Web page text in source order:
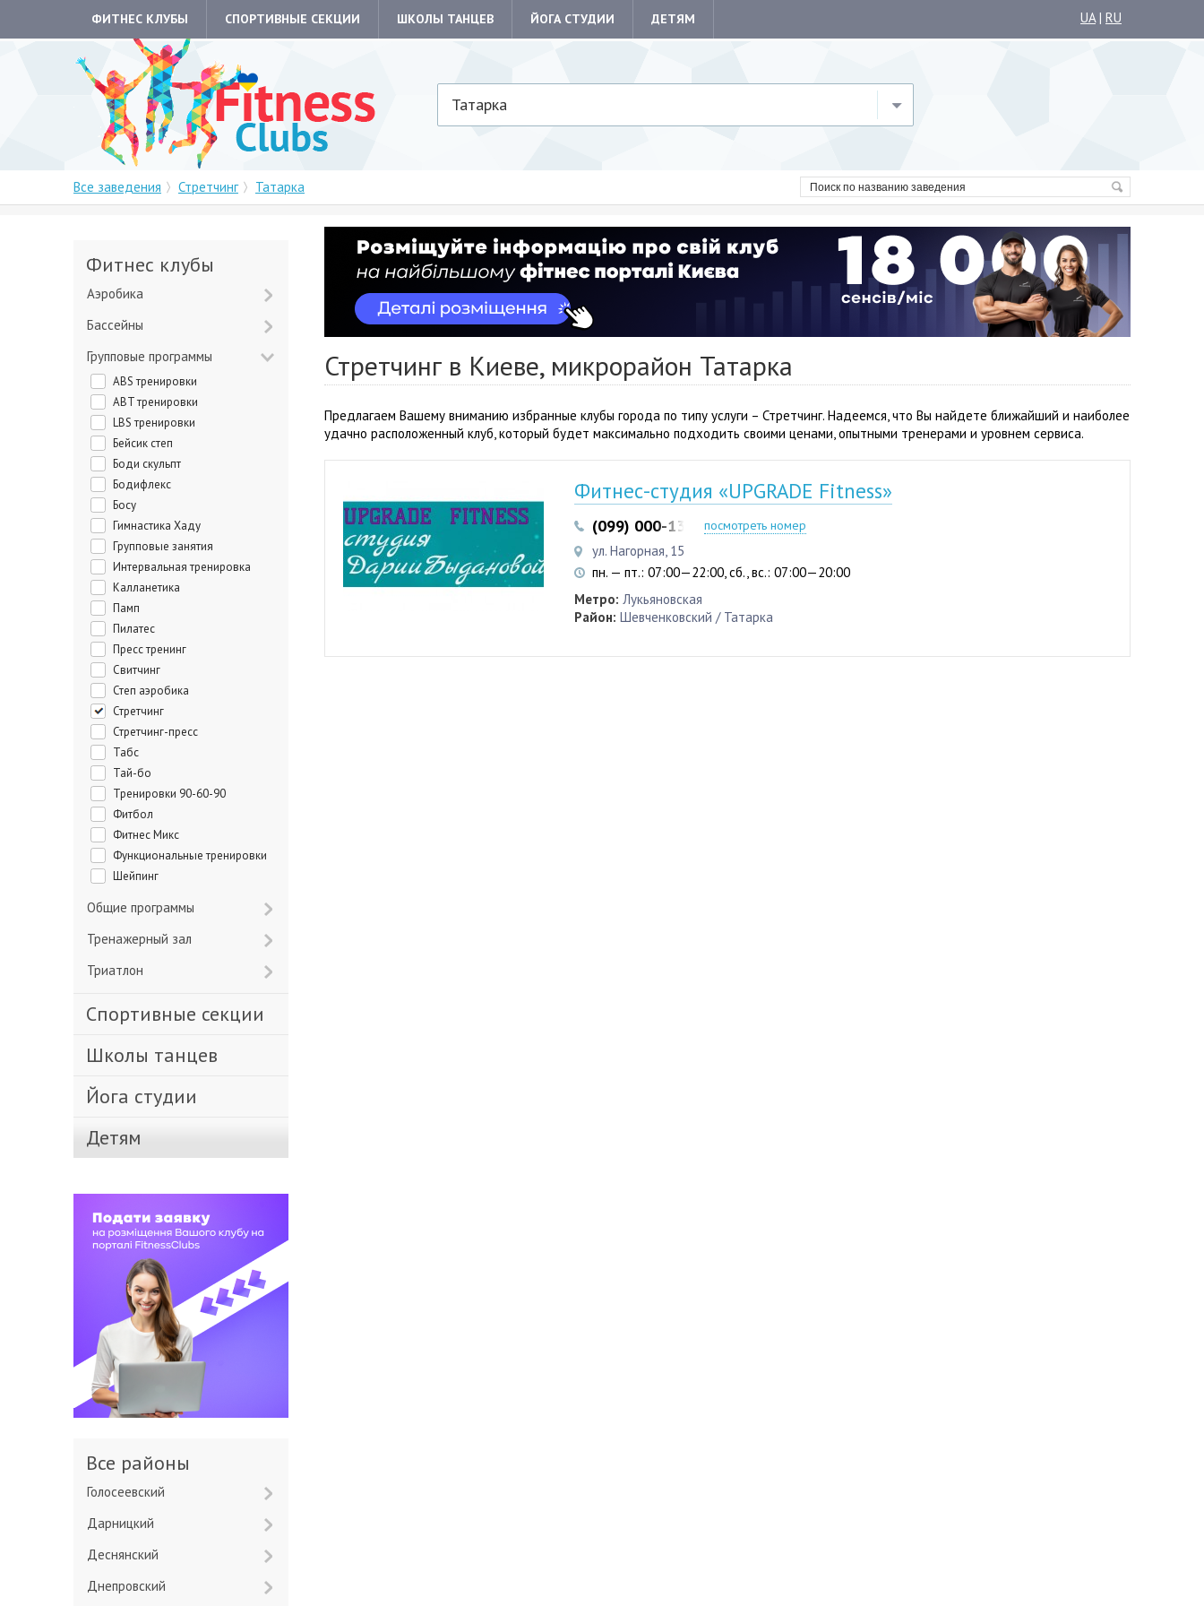
ФИТНЕС КЛУБЫ СПОРТИВНЫЕ СЕКЦИИ ШКОЛЫ ТАНЦЕВ ЙОГА СТУДИИ ДЕТЯМ UA| RU
Татарка
Все заведения Стретчинг Татарка
Стретчинг в Киеве, микрорайон Татарка
Предлагаем Вашему вниманию избранные клубы города по типу услуги – Стретчинг. Надеемся, что Вы найдете ближайший и наиболее
удачно расположенный клуб, который будет максимально подходить своими ценами, опытными тренерами и уровнем сервиса.
Фитнес-студия «UPGRADE Fitness»
(099) 000-13-33 (093) 617-20-01
посмотреть номер
ул. Нагорная, 15
пн. — пт.: 07:00—22:00, сб., вс.: 07:00—20:00
Метро: Лукьяновская
Район: Шевченковский / Татарка
Фитнес клубы
Аэробика
Бассейны
Групповые программы
ABS тренировки
ABT тренировки
LBS тренировки
Бейсик степ
Боди скульпт
Бодифлекс
Босу
Гимнастика Хаду
Групповые занятия
Интервальная тренировка
Калланетика
Памп
Пилатес
Пресс тренинг
Свитчинг
Степ аэробика
Стретчинг
Стретчинг-пресс
Табс
Тай-бо
Тренировки 90-60-90
Фитбол
Фитнес Микс
Функциональные тренировки
Шейпинг
Общие программы
Тренажерный зал
Триатлон
Спортивные секции
Школы танцев
Йога студии
Детям
Все районы
Голосеевский
Дарницкий
Деснянский
Днепровский